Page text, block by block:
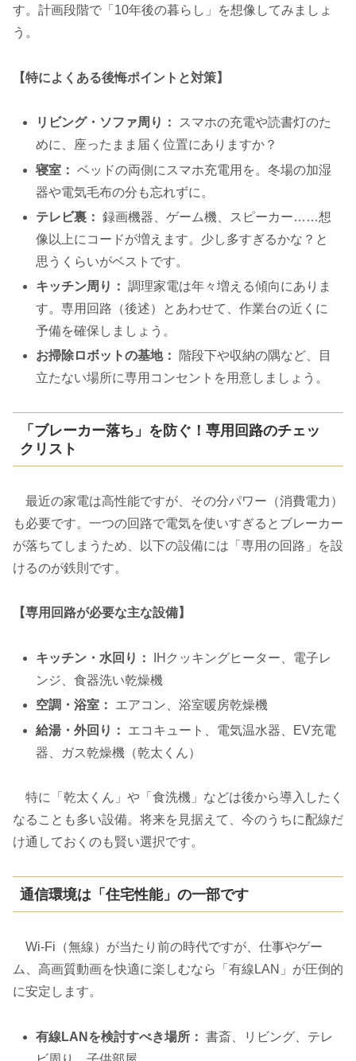
す。計画段階で「10年後の暮らし」を想像してみましょ
う。
【特によくある後悔ポイントと対策】
リビング・ソファ周り：
スマホの充電や読書灯のた
めに、座ったまま届く位置にありますか？
寝室： ベッドの両側にスマホ充電用を。冬場の加湿
器や電気毛布の分も忘れずに。
テレビ裏： 録画機器、ゲーム機、スピーカー……想
像以上にコードが増えます。少し多すぎるかな？と
思うくらいがベストです。
キッチン周り： 調理家電は年々増える傾向にありま
す。専用回路（後述）とあわせて、作業台の近くに
予備を確保しましょう。
お掃除ロボットの基地：
階段下や収納の隅など、目
立たない場所に専用コンセントを用意しましょう。
「ブレーカー落ち」を防ぐ！専用回路のチェッ
クリスト
最近の家電は高性能ですが、その分パワー（消費電力）
も必要です。一つの回路で電気を使いすぎるとブレーカー
が落ちてしまうため、以下の設備には「専用の回路」を設
けるのが鉄則です。
【専用回路が必要な主な設備】
キッチン・水回り：
IHクッキングヒーター、電子レ
ンジ、食器洗い乾燥機
空調・浴室：
エアコン、浴室暖房乾燥機
給湯・外回り：
エコキュート、電気温水器、EV充電
器、ガス乾燥機（乾太くん）
特に「乾太くん」や「食洗機」などは後から導入したく
なることも多い設備。将来を見据えて、今のうちに配線だ
け通しておくのも賢い選択です。
通信環境は「住宅性能」の一部です
Wi-Fi（無線）が当たり前の時代ですが、仕事やゲー
ム、高画質動画を快適に楽しむなら「有線LAN」が圧倒的
に安定します。
有線LANを検討すべき場所： 書斎、リビング、テレ